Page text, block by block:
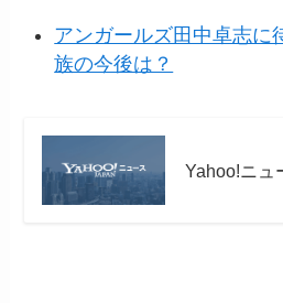
アンガールズ田中卓志に
族の今後は？
Yahoo!ニュ